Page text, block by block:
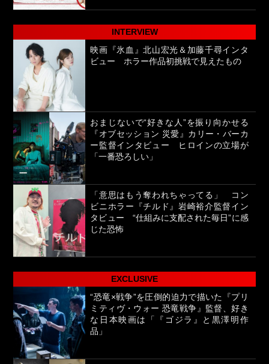
INTERVIEW
映画『氷血』北山宏光＆加藤千尋インタ
ビュー ホラー作品初挑戦で見えたもの
おまじないで“好きな人”を振り向かせる
『オブセッション 災愛』カリー・バーカ
ー監督インタビュー ヒロインの立場が
「一番恐ろしい」
「意思はもう奪われちゃってる」 コン
ビニホラー『チルド』岩崎裕介監督イン
タビュー “仕組みに支配された毎日”に感
じた恐怖
EXCLUSIVE
“恐竜×戦争”を圧倒的迫力で描いた『プリ
ミティヴ・ウォー 恐竜戦争』監督、好き
な日本映画は「『ゴジラ』と黒澤明作
品」